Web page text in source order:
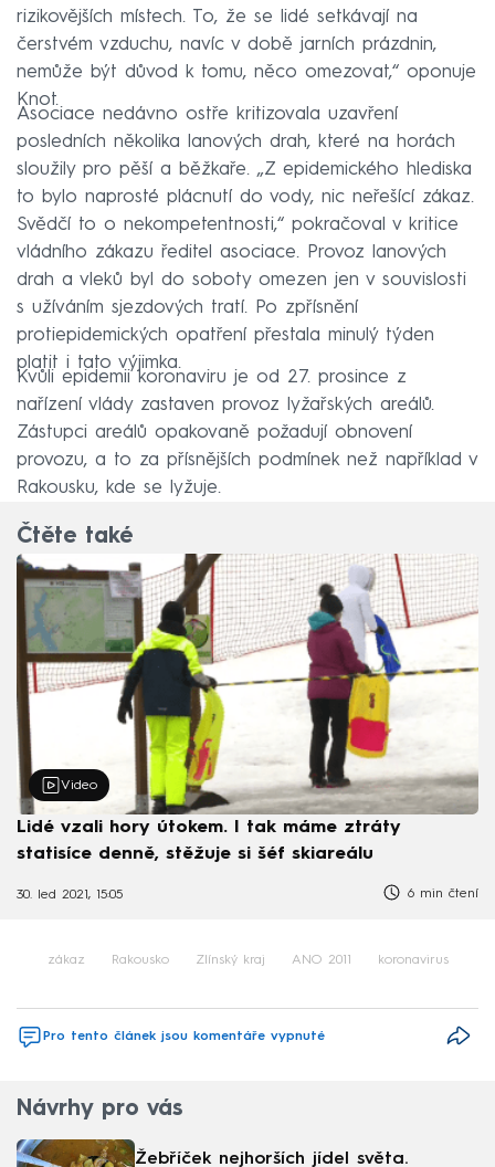
rizikovějších místech. To, že se lidé setkávají na
čerstvém vzduchu, navíc v době jarních prázdnin,
nemůže být důvod k tomu, něco omezovat,“ oponuje
Knot.
Asociace nedávno ostře kritizovala uzavření
posledních několika lanových drah, které na horách
sloužily pro pěší a běžkaře. „Z epidemického hlediska
to bylo naprosté plácnutí do vody, nic neřešící zákaz.
Svědčí to o nekompetentnosti,“ pokračoval v kritice
vládního zákazu ředitel asociace. Provoz lanových
drah a vleků byl do soboty omezen jen v souvislosti
s užíváním sjezdových tratí. Po zpřísnění
protiepidemických opatření přestala minulý týden
platit i tato výjimka.
Kvůli epidemii koronaviru je od 27. prosince z
nařízení vlády zastaven provoz lyžařských areálů.
Zástupci areálů opakovaně požadují obnovení
provozu, a to za přísnějších podmínek než například v
Rakousku, kde se lyžuje.
Čtěte také
Video
Lidé vzali hory útokem. I tak máme ztráty
statisíce denně, stěžuje si šéf skiareálu
30. led 2021, 15:05 6 min čtení
zákaz Rakousko Zlínský kraj ANO 2011 koronavirus
Pro tento článek jsou komentáře vypnuté
Návrhy pro vás
Žebříček nejhorších jídel světa.